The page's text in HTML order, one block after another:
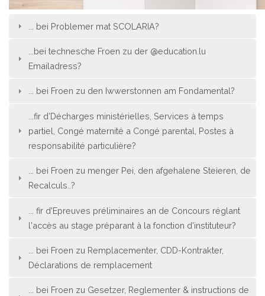
... bei Problemer mat SCOLARIA?
...bei technesche Froen zu der @education.lu
Emailadress?
... bei Froen zu den Iwwerstonnen am Fondamental?
...fir d’Décharges ministérielles, Services à temps
partiel, Congé maternité a Congé parental, Postes à
responsabilité particulière?
... bei Froen zu menger Pei, den afgehalene Steieren, de
Recalculs..?
... fir d'Epreuves préliminaires an de Concours réglant
l'accès au stage préparant à la fonction d'instituteur?
... bei Froen zu Remplacementer, CDD-Kontrakter,
Déclarations de remplacement
... bei Froen zu Gesetzer, Reglementer & instructions de